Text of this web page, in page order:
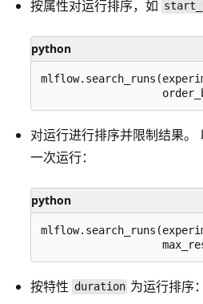
按属性对运行排序，如
python
对运行进行排序并限制结果
一次运行：
python
按特性 duration 为运行排序：